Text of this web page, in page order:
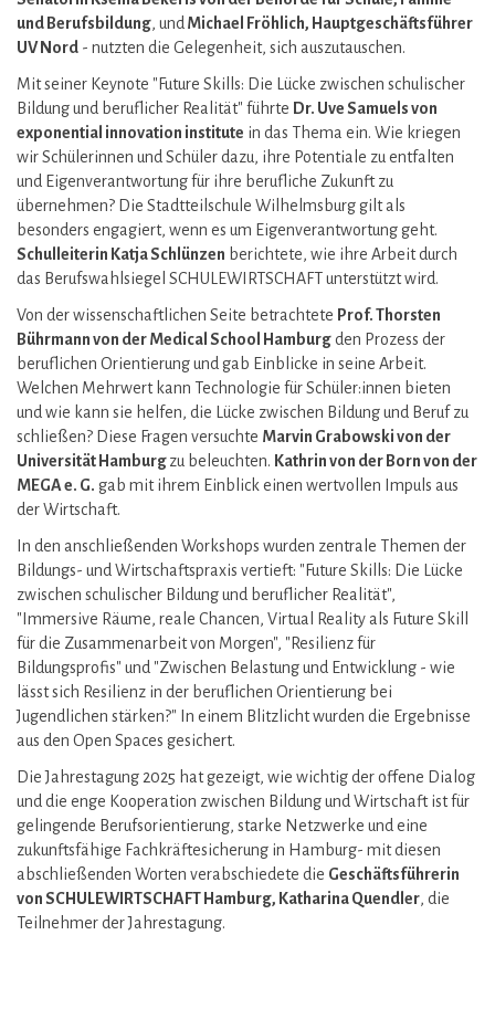
und Berufsbildung, und Michael Fröhlich, Hauptgeschäftsführer
UV Nord - nutzten die Gelegenheit, sich auszutauschen.
Mit seiner Keynote "Future Skills: Die Lücke zwischen schulischer
Bildung und beruflicher Realität" führte Dr. Uve Samuels von
exponential innovation institute in das Thema ein. Wie kriegen
wir Schülerinnen und Schüler dazu, ihre Potentiale zu entfalten
und Eigenverantwortung für ihre berufliche Zukunft zu
übernehmen? Die Stadtteilschule Wilhelmsburg gilt als
besonders engagiert, wenn es um Eigenverantwortung geht.
Schulleiterin Katja Schlünzen berichtete, wie ihre Arbeit durch
das Berufswahlsiegel SCHULEWIRTSCHAFT unterstützt wird.
Von der wissenschaftlichen Seite betrachtete Prof. Thorsten
Bührmann von der Medical School Hamburgden Prozess der
beruflichen Orientierung und gab Einblicke in seine Arbeit.
Welchen Mehrwert kann Technologie für Schüler:innen bieten
und wie kann sie helfen, die Lücke zwischen Bildung und Beruf zu
schließen? Diese Fragen versuchte Marvin Grabowski von der
Universität Hamburgzu beleuchten. Kathrin von der Born von der
MEGA e. G. gab mit ihrem Einblick einen wertvollen Impuls aus
der Wirtschaft.
In den anschließenden Workshops wurden zentrale Themen der
Bildungs- und Wirtschaftspraxis vertieft: "Future Skills: Die Lücke
zwischen schulischer Bildung und beruflicher Realität",
"Immersive Räume, reale Chancen, Virtual Reality als Future Skill
für die Zusammenarbeit von Morgen", "Resilienz für
Bildungsprofis" und "Zwischen Belastung und Entwicklung - wie
lässt sich Resilienz in der beruflichen Orientierung bei
Jugendlichen stärken?" In einem Blitzlicht wurden die Ergebnisse
aus den Open Spaces gesichert.
Die Jahrestagung 2025 hat gezeigt, wie wichtig der offene Dialog
und die enge Kooperation zwischen Bildung und Wirtschaft ist für
gelingende Berufsorientierung, starke Netzwerke und eine
zukunftsfähige Fachkräftesicherung in Hamburg- mit diesen
abschließenden Worten verabschiedete die Geschäftsführerin
von SCHULEWIRTSCHAFT Hamburg, Katharina Quendler, die
Teilnehmer der Jahrestagung.